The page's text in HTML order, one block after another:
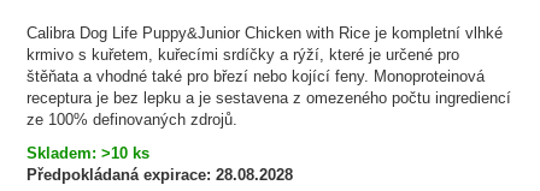
Calibra Dog Life Puppy&Junior Chicken with Rice je kompletní vlhké
krmivo s kuřetem, kuřecími srdíčky a rýží, které je určené pro
štěňata a vhodné také pro březí nebo kojící feny. Monoproteinová
receptura je bez lepku a je sestavena z omezeného počtu ingrediencí
ze 100% definovaných zdrojů.
Skladem: >10 ks
Předpokládaná expirace: 28.08.2028